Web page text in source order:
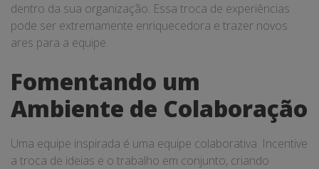
dentro da sua organização. Essa troca de experiências
pode ser extremamente enriquecedora e trazer novos
ares para a equipe.
Fomentando um
Ambiente de Colaboração
Uma equipe inspirada é uma equipe colaborativa. Incentive
a troca de ideias e o trabalho em conjunto, criando